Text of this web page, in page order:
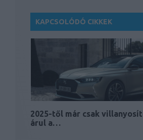
KAPCSOLÓDÓ CIKKEK
2025-től már csak
árul a…